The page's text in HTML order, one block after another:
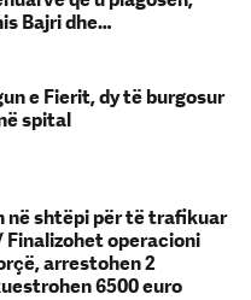
Bajri dhe…
e Fierit, dy të burgosur
spital
në shtëpi për të trafikuar
Finalizohet operacioni
arrestohen 2
6500 euro